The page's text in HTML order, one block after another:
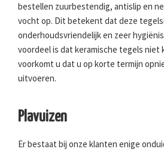
bestellen zuurbestendig, antislip en
vocht op. Dit betekent dat deze
onderhoudsvriendelijk en zeer
voordeel is dat keramische tegels niet
voorkomt u dat u op korte termijn
uitvoeren.
Plavuizen
Er bestaat bij onze klanten enige